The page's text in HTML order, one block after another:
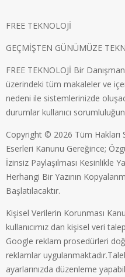
FREE TEKNOLOJİ
GEÇMİŞTEN GÜNÜMÜZE
FREE TEKNOLOJİ Bir
üzerindeki tüm makaleler ve
nedeni ile sistemlerinizde
durumlar kullanıcı
Copyright © 2026 Tüm Hakları
Eserleri Kanunu Gereğince;
İzinsiz Paylaşılması Kesinlikle
Herhangi Bir Yazının
Başlatılacaktır.
Kişisel Verilerin Korunması
kullanıcımız dan kişisel veri
Google reklam prosedürleri
reklamlar
ayarlarınızda düzenleme